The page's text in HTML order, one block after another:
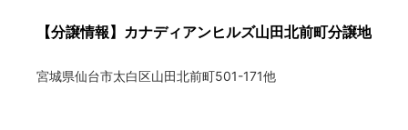
【分譲情報】カナディアンヒルズ山田北前町分譲地
宮城県仙台市太白区山田北前町501-171他